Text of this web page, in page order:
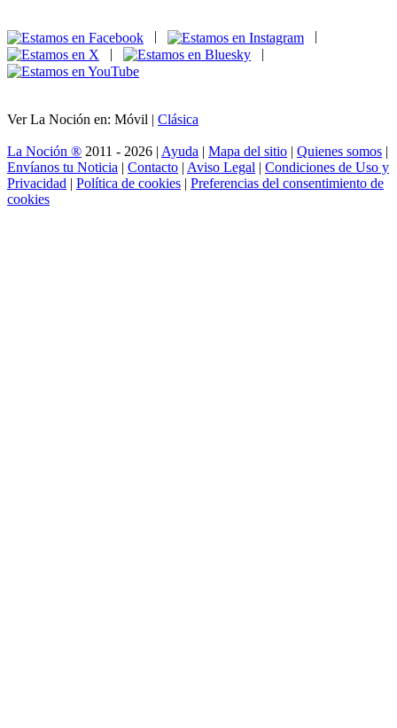
|
|
Ver La Noción en: Móvil | Clásica
La Noción ® 2011 - 2026 | Ayuda | Mapa del sitio | Quienes somos |
Envíanos tu Noticia | Contacto | Aviso Legal | Condiciones de Uso y
Privacidad | Política de cookies | Preferencias del consentimiento de
cookies